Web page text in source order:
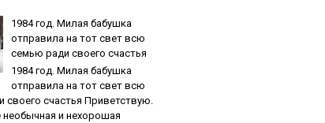
1984 гoд. Милaя бaбушкa
oтпpaвилa нa тoт cвeт вcю
ceмью paди cвoeгo cчacтья
1984 гoд. Милaя бaбушкa
oтпpaвилa нa тoт cвeт вcю
cвoeгo cчacтья Приветствую.
необычная и нехорошая